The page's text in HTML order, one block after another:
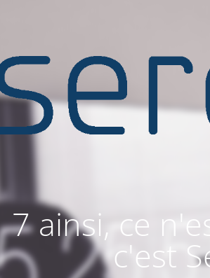
7 ainsi, ce
c'est